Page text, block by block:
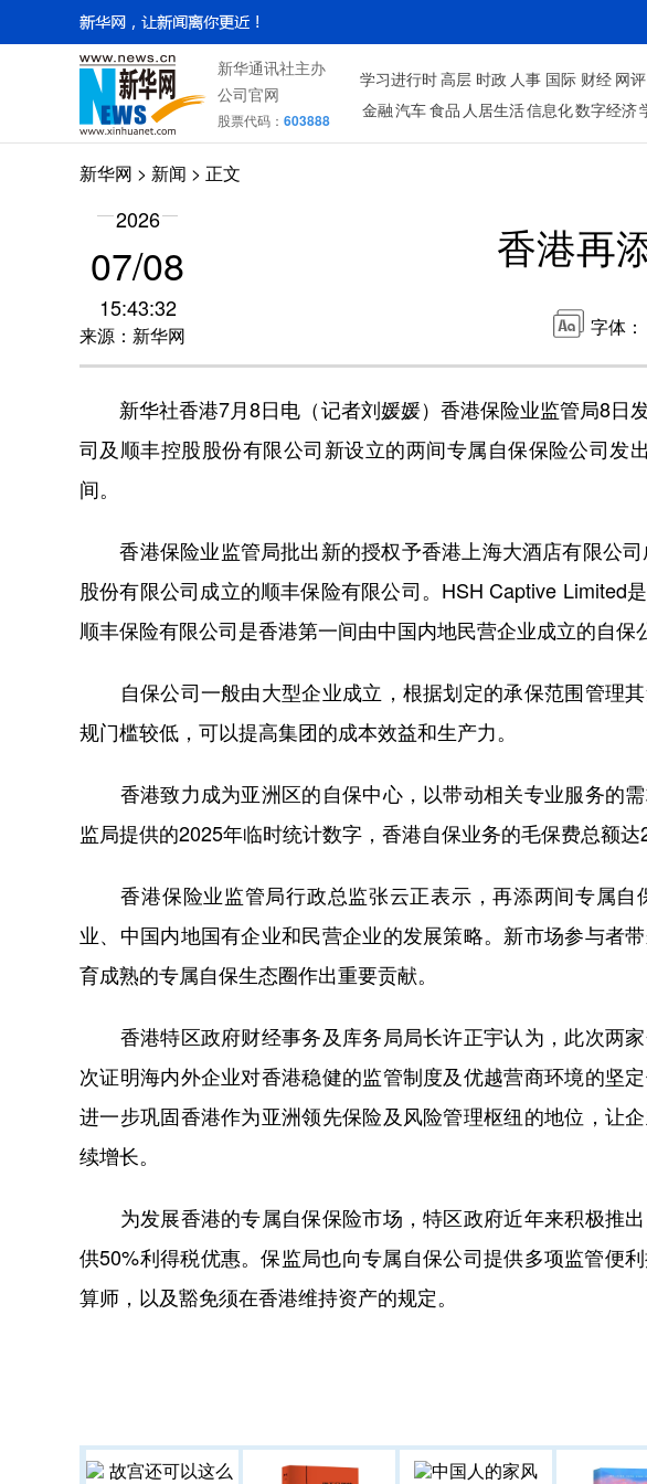
新华通讯社主办
公司官网
股票代码： 603888
学习进行时 高层 时政 人事 国际 财经 网评
金融 汽车 食品 人居生活信息化数字经济
新华网 > 新闻 > 正文
2026
07/08
15:43:32
来源：新华网
香港再
字体：
新华社香港7月8日电（记者刘媛媛）香港保险业监管局8日
司及顺丰控股股份有限公司新设立的两间专属自保保险公司发
间。
香港保险业监管局批出新的授权予香港上海大酒店有限公司
股份有限公司成立的顺丰保险有限公司。HSH Captive Limited
顺丰保险有限公司是香港第一间由中国内地民营企业成立的自保
自保公司一般由大型企业成立，根据划定的承保范围管理其
规门槛较低，可以提高集团的成本效益和生产力。
香港致力成为亚洲区的自保中心，以带动相关专业服务的需
监局提供的2025年临时统计数字，香港自保业务的毛保费总额达
香港保险业监管局行政总监张云正表示，再添两间专属自
业、中国内地国有企业和民营企业的发展策略。新市场参与者
育成熟的专属自保生态圈作出重要贡献。
香港特区政府财经事务及库务局局长许正宇认为，此次两家
次证明海内外企业对香港稳健的监管制度及优越营商环境的坚
进一步巩固香港作为亚洲领先保险及风险管理枢纽的地位，让
续增长。
为发展香港的专属自保保险市场，特区政府近年来积极推出
供50%利得税优惠。保监局也向专属自保公司提供多项监管便
算师，以及豁免须在香港维持资产的规定。